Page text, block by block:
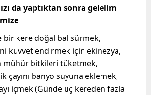
da yaptıktan sonra gelelim
bir kere doğal bal sürmek,
kuvvetlendirmek için ekinezya,
mühür bitkileri tüketmek,
çayını banyo suyuna eklemek,
içmek (Günde üç kereden fazla